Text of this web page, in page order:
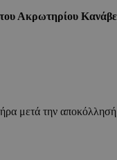
Ακρωτηρίου
μετά την